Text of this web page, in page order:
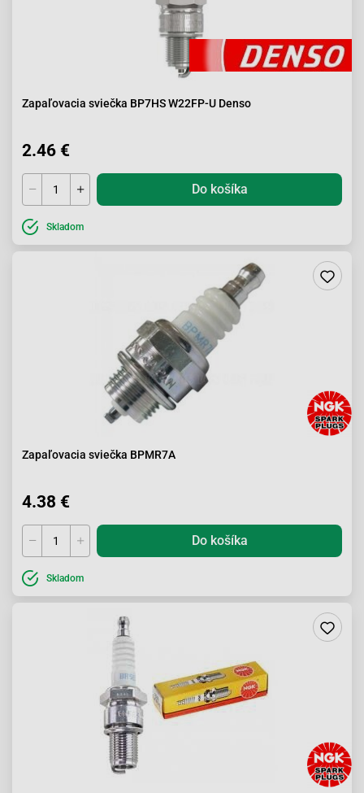
Zapaľovacia sviečka BP7HS W22FP-U Denso
2.46 €
Do košíka
Skladom
Zapaľovacia sviečka BPMR7A
4.38 €
Do košíka
Skladom